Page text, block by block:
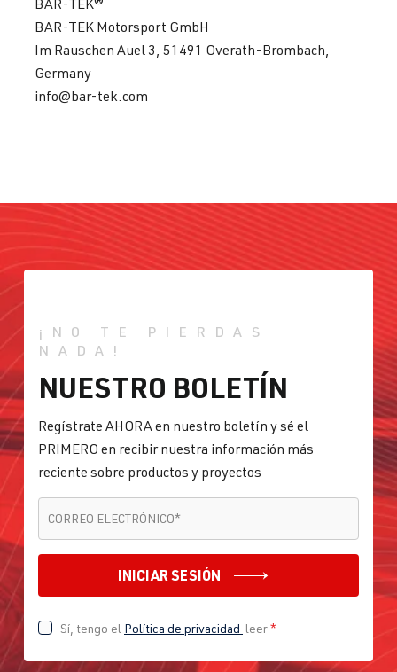
BAR-TEK®
BAR-TEK Motorsport GmbH
Im Rauschen Auel 3, 51491 Overath-Brombach,
Germany
info@bar-tek.com
¡NO TE PIERDAS
NADA!
NUESTRO BOLETÍN
Regístrate AHORA en nuestro boletín y sé el
PRIMERO en recibir nuestra información más
reciente sobre productos y proyectos
CORREO ELECTRÓNICO*
INICIAR SESIÓN
Sí, tengo el Política de privacidad leer*